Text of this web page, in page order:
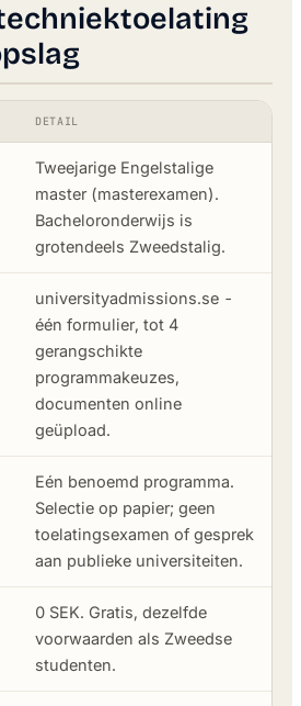
DETAIL
Tweejarige Engelstalige
master (masterexamen).
Bacheloronderwijs is
grotendeels Zweedstalig.
universityadmissions.se -
één formulier, tot 4
gerangschikte
programmakeuzes,
documenten online
geüpload.
Eén benoemd programma.
Selectie op papier; geen
toelatingsexamen of gesprek
aan publieke universiteiten.
0 SEK. Gratis, dezelfde
voorwaarden als Zweedse
studenten.